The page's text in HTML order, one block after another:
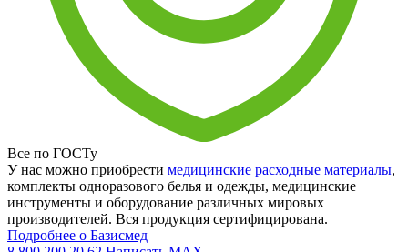
Все по ГОСТу
У нас можно приобрести медицинские расходные материалы,
комплекты одноразового белья и одежды, медицинские
инструменты и оборудование различных мировых
производителей. Вся продукция сертифицирована.
Подробнее о Базисмед